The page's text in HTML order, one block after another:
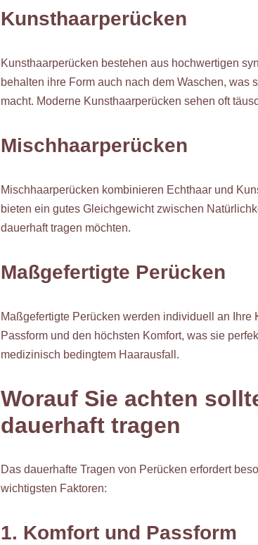
Kunsthaarperücken
Kunsthaarperücken bestehen aus hochwertigen
behalten ihre Form auch nach dem Waschen, was
macht. Moderne Kunsthaarperücken sehen oft
Mischhaarperücken
Mischhaarperücken kombinieren Echthaar und
bieten ein gutes Gleichgewicht zwischen
dauerhaft tragen möchten.
Maßgefertigte Perücken
Maßgefertigte Perücken werden individuell an
Passform und den höchsten Komfort, was sie
medizinisch bedingtem Haarausfall.
Worauf Sie achten
dauerhaft tragen
Das dauerhafte Tragen von Perücken erfordert
wichtigsten Faktoren:
1. Komfort und Passform